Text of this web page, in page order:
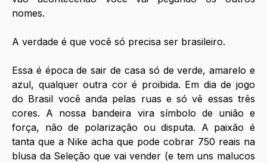
nomes.
A verdade é que você só precisa ser brasileiro.
Essa é época de sair de casa só de verde, amarelo e
azul, qualquer outra cor é proibida. Em dia de jogo
do Brasil você anda pelas ruas e só vê essas três
cores. A nossa bandeira vira símbolo de união e
força, não de polarização ou disputa. A paixão é
tanta que a Nike acha que pode cobrar 750 reais na
blusa da Seleção que vai vender (e tem uns malucos